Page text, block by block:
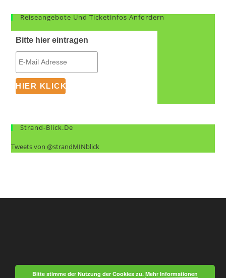
Reiseangebote Und Ticketinfos Anfordern
Bitte hier eintragen
Strand-Blick.de
Tweets von @strandMINblick
Bitte stimme der Nutzung der Cookies zu. Mehr Informationen